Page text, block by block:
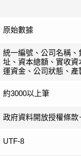
原始數據
統一編號、公司名稱、
址、資本總額、實收資
運資金、公司狀態、產
約3000以上筆
政府資料開放授權條款
UTF-8